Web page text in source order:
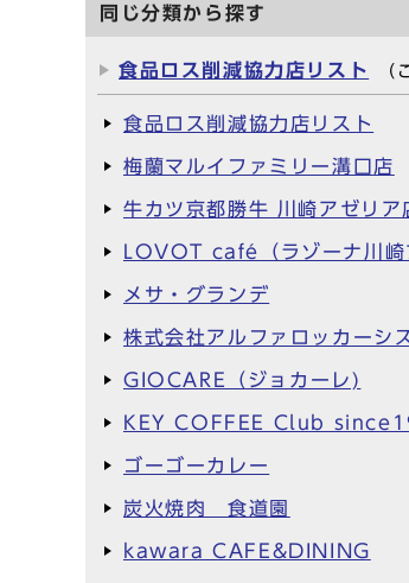
同じ分類から探す
食品ロス削減協力店リスト （
食品ロス削減協力店リスト
梅蘭マルイファミリー溝口店
牛カツ京都勝牛 川崎アゼリア
LOVOT café（ラゾーナ川崎
メサ・グランデ
株式会社アルファロッカーシ
GIOCARE（ジョカーレ)
KEY COFFEE Club
ゴーゴーカレー
炭火焼肉 食道園
kawara CAFE&DINING